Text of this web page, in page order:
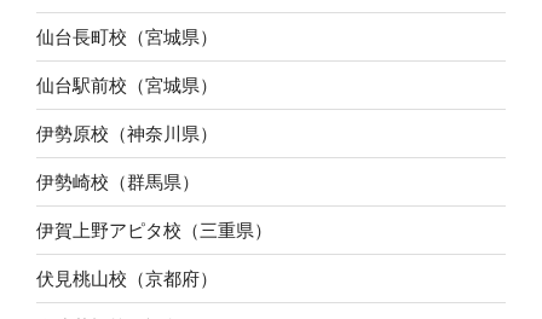
仙台長町校（宮城県）
仙台駅前校（宮城県）
伊勢原校（神奈川県）
伊勢崎校（群馬県）
伊賀上野アピタ校（三重県）
伏見桃山校（京都府）